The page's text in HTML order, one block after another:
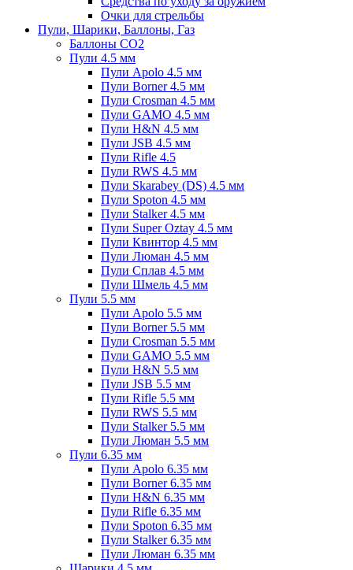
Очки для стрельбы
Пули, Шарики, Баллоны, Газ
Баллоны CO2
Пули 4.5 мм
Пули Apolo 4.5 мм
Пули Borner 4.5 мм
Пули Crosman 4.5 мм
Пули GAMO 4.5 мм
Пули H&N 4.5 мм
Пули JSB 4.5 мм
Пули Rifle 4.5
Пули RWS 4.5 мм
Пули Skarabey (DS) 4.5 мм
Пули Spoton 4.5 мм
Пули Stalker 4.5 мм
Пули Super Oztay 4.5 мм
Пули Квинтор 4.5 мм
Пули Люман 4.5 мм
Пули Сплав 4.5 мм
Пули Шмель 4.5 мм
Пули 5.5 мм
Пули Apolo 5.5 мм
Пули Borner 5.5 мм
Пули Crosman 5.5 мм
Пули GAMO 5.5 мм
Пули H&N 5.5 мм
Пули JSB 5.5 мм
Пули Rifle 5.5 мм
Пули RWS 5.5 мм
Пули Stalker 5.5 мм
Пули Люман 5.5 мм
Пули 6.35 мм
Пули Apolo 6.35 мм
Пули Borner 6.35 мм
Пули H&N 6.35 мм
Пули Rifle 6.35 мм
Пули Spoton 6.35 мм
Пули Stalker 6.35 мм
Пули Люман 6.35 мм